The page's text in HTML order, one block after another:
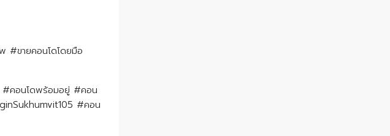
#ขายคอนโดโดยมือ
#คอนโดพร้อมอยู่ #คอน
#คอน